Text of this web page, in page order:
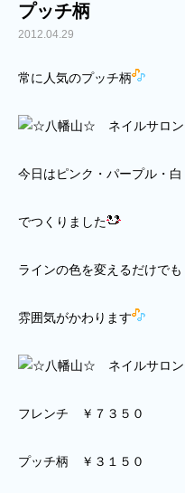
プッチ柄
2012.04.29
常に人気のプッチ柄
今日はピンク・パープル・白
でつくりました
ラインの色を変えるだけでも
雰囲気がかわります
フレンチ ￥７３５０
プッチ柄 ￥３１５０